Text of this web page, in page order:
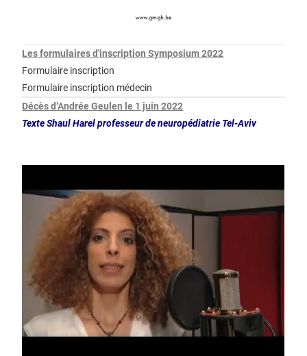
Les formulaires d'inscription Symposium 2022
Formulaire inscription
Formulaire inscription médecin
Décès d’Andrée Geulen le 1 juin 2022
Texte Shaul Harel professeur de neuropédiatrie Tel-Aviv